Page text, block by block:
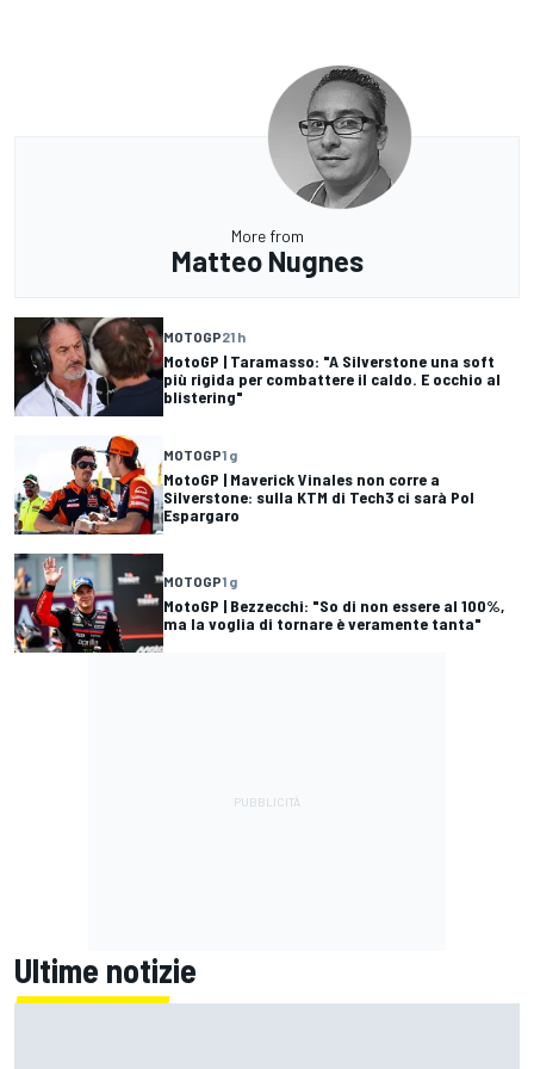
More from
Matteo Nugnes
MOTOGP21 h
MotoGP | Taramasso: "A Silverstone una soft
più rigida per combattere il caldo. E occhio al
blistering"
MOTOGP1 g
MotoGP | Maverick Vinales non corre a
Silverstone: sulla KTM di Tech3 ci sarà Pol
Espargaro
MOTOGP1 g
MotoGP | Bezzecchi: "So di non essere al 100%,
ma la voglia di tornare è veramente tanta"
Ultime notizie